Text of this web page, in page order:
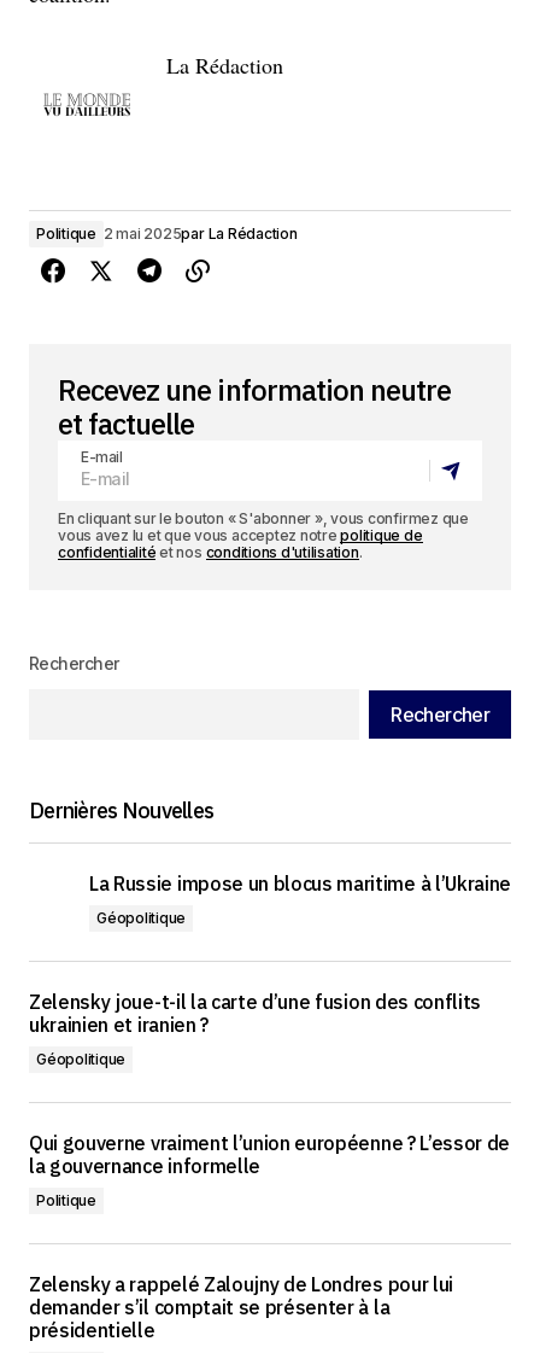
La Rédaction
Politique 2 mai 2025par La Rédaction
Recevez une information neutre
et factuelle
E-mail
En cliquant sur le bouton « S'abonner », vous confirmez que
vous avez lu et que vous acceptez notrepolitique de
confidentialité et nos conditions d'utilisation.
Rechercher
Rechercher
Dernières Nouvelles
La Russie impose un blocus maritime à l’Ukraine
Géopolitique
Zelensky joue-t-il la carte d’une fusion des conflits
ukrainien et iranien ?
Géopolitique
Qui gouverne vraiment l’union européenne ? L’essor de
la gouvernance informelle
Politique
Zelensky a rappelé Zaloujny de Londres pour lui
demander s’il comptait se présenter à la
présidentielle